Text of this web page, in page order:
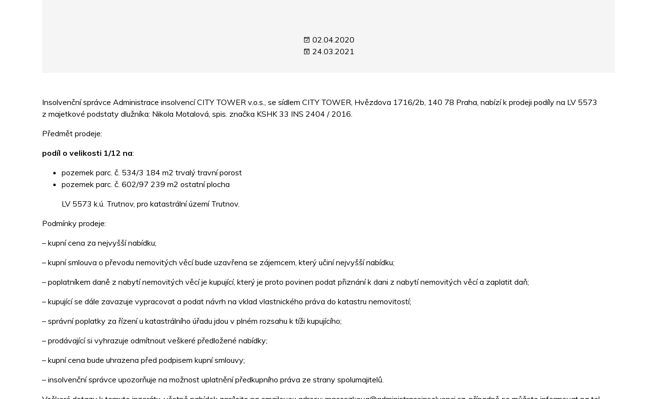
02.04.2020
24.03.2021
Insolvenční správce Administrace insolvencí CITY TOWER v.o.s., se sídlem CITY TOWER, Hvězdova 1716/2b, 140 78 Praha, nabízí k prodeji podíly na LV 5573
z majetkové podstaty dlužníka: Nikola Motalová, spis. značka KSHK 33 INS 2404 / 2016.
Předmět prodeje:
podíl o velikosti 1/12 na:
pozemek parc. č. 534/3 184 m2 trvalý travní porost
pozemek parc. č. 602/97 239 m2 ostatní plocha
LV 5573 k.ú. Trutnov, pro katastrální území Trutnov.
Podmínky prodeje:
– kupní cena za nejvyšší nabídku;
– kupní smlouva o převodu nemovitých věcí bude uzavřena se zájemcem, který učiní nejvyšší nabídku;
– poplatníkem daně z nabytí nemovitých věcí je kupující, který je proto povinen podat přiznání k dani z nabytí nemovitých věcí a zaplatit daň;
– kupující se dále zavazuje vypracovat a podat návrh na vklad vlastnického práva do katastru nemovitostí;
– správní poplatky za řízení u katastrálního úřadu jdou v plném rozsahu k tíži kupujícího;
– prodávající si vyhrazuje odmítnout veškeré předložené nabídky;
– kupní cena bude uhrazena před podpisem kupní smlouvy;
– insolvenční správce upozorňuje na možnost uplatnění předkupního práva ze strany spolumajitelů.